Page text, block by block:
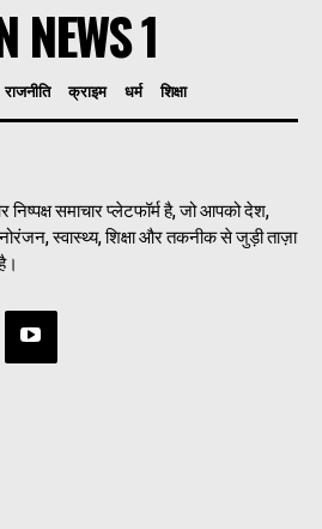
NEWS 1
राजनीति क्राइम धर्म शिक्षा
समाचार प्लेटफॉर्म है, जो आपको देश,
स्वास्थ्य, शिक्षा और तकनीक से जुड़ी ताज़ा